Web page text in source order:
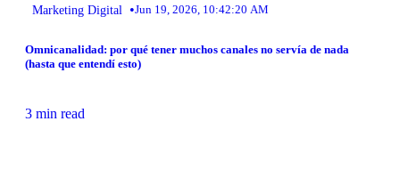
Marketing Digital •Jun 19, 2026, 10:42:20 AM
Omnicanalidad: por qué tener muchos canales no servía de nada
(hasta que entendí esto)
3 min read